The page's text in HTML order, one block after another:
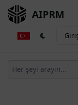
AIPRM